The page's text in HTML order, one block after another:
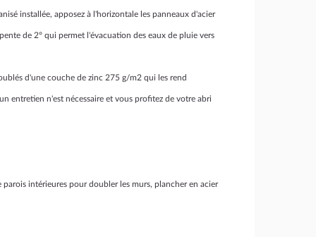
installée, apposez à l'horizontale les panneaux d'acier
de 2° qui permet l'évacuation des eaux de pluie vers
d'une couche de zinc 275 g/m2 qui les rend
entretien n'est nécessaire et vous profitez de votre abri
intérieures pour doubler les murs, plancher en acier